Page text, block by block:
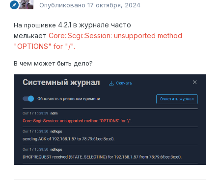
Опубликовано 17 октября, 2024
На прошивке 4.2.1 в журнале часто
мелькает Core::Scgi::Session: unsupported method
"OPTIONS" for "/".
В чем может быть дело?